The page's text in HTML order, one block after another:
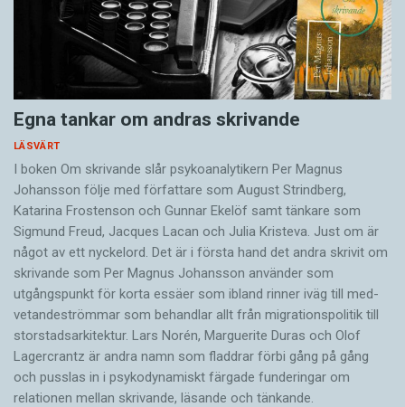
Egna tankar om andras skrivande
LÄSVÄRT
I boken Om skrivande slår psykoanalytikern Per Magnus
Johansson följe med författare som August Strindberg,
Katarina Frostenson och Gunnar Ekelöf samt tänkare som
Sigmund Freud, Jacques Lacan och Julia Kristeva. Just om är
något av ett nyckelord. Det är i första hand det andra skrivit om
skrivande som Per Magnus Johansson använder som
utgångspunkt för korta essäer som ibland rinner iväg till med­
vetandeströmmar som behandlar allt från migrationspolitik till
storstadsarkitektur. Lars Norén, Marguerite Duras och Olof
Lagercrantz är andra namn som fladdrar förbi gång på gång
och pusslas in i psykodynamiskt färgade funderingar om
relationen mellan skrivande, läsande och tänkande.